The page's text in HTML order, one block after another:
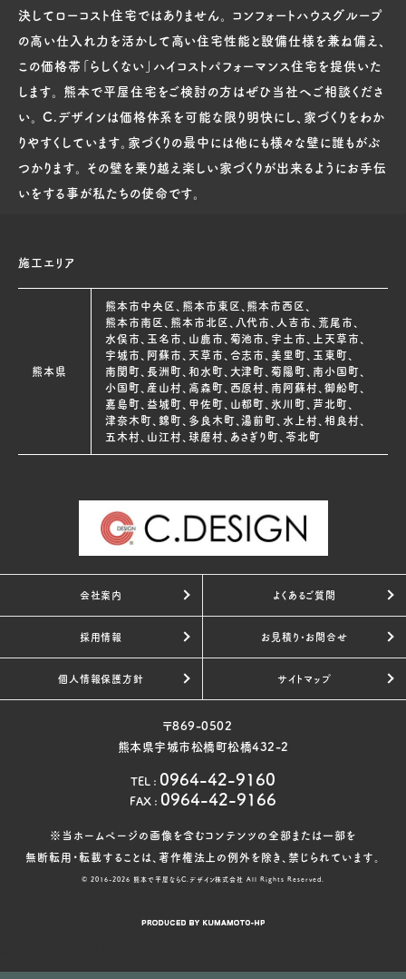
決してローコスト住宅ではありません。 コンフォートハウスグループ
の高い仕入れ力を活かして高い住宅性能と設備仕様を兼ね備え、
この価格帯「らしくない」ハイコストパフォーマンス住宅を提供いた
します。 熊本で平屋住宅をご検討の方はぜひ当社へご相談くださ
い。 C.デザインは価格体系を可能な限り明快にし、家づくりをわか
りやすくしています。家づくりの最中には他にも様々な壁に誰もがぶ
つかります。 その壁を乗り越え楽しい家づくりが出来るようにお手伝
いをする事が私たちの使命です。
施工エリア
熊本県
熊本市中央区、熊本市東区、熊本市西区、
熊本市南区、熊本市北区、八代市、人吉市、荒尾市、
水俣市、玉名市、山鹿市、菊池市、宇土市、上天草市、
宇城市、阿蘇市、天草市、合志市、美里町、玉東町、
南関町、長洲町、和水町、大津町、菊陽町、南小国町、
小国町、産山村、高森町、西原村、南阿蘇村、御船町、
嘉島町、益城町、甲佐町、山都町、氷川町、芦北町、
津奈木町、錦町、多良木町、湯前町、水上村、相良村、
五木村、山江村、球磨村、あさぎり町、苓北町
会社案内 よくあるご質問
採用情報 お見積り・お問合せ
個人情報保護方針 サイトマップ
〒869-0502
熊本県宇城市松橋町松橋432-2
TEL : 0964-42-9160
FAX : 0964-42-9166
※当ホームページの画像を含むコンテンツの全部または一部を
無断転用・転載することは、著作権法上の例外を除き、禁じられています。
© 2016-2026熊本で平屋ならC.デザイン株式会社 All Rights Reserved.